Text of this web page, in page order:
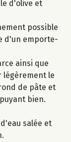
d'olive et
possible
d'un emporte-
ainsi que
légèrement le
de pâte et
bien.
salée et